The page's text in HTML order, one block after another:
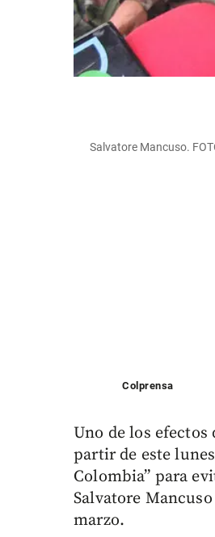
Salvatore Mancuso.
Colprensa
Uno de los
partir de este
Colombia” para
Salvatore
marzo.